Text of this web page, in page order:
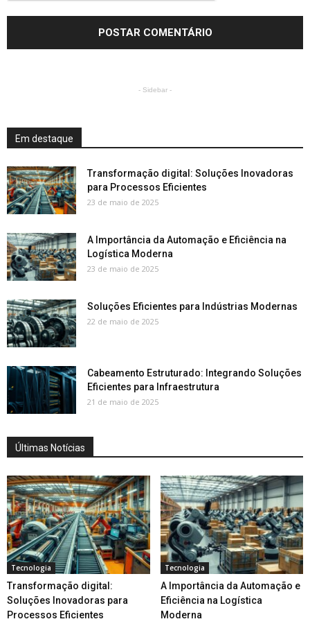
- Sidebar -
Em destaque
Transformação digital: Soluções Inovadoras
para Processos Eficientes
23 de maio de 2025
A Importância da Automação e Eficiência na
Logística Moderna
23 de maio de 2025
Soluções Eficientes para Indústrias Modernas
22 de maio de 2025
Cabeamento Estruturado: Integrando Soluções
Eficientes para Infraestrutura
21 de maio de 2025
Últimas Notícias
Tecnologia
Transformação digital:
Soluções Inovadoras para
Processos Eficientes
Tecnologia
A Importância da Automação e
Eficiência na Logística
Moderna